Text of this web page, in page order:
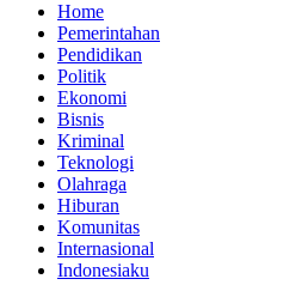
Home
Pemerintahan
Pendidikan
Politik
Ekonomi
Bisnis
Kriminal
Teknologi
Olahraga
Hiburan
Komunitas
Internasional
Indonesiaku